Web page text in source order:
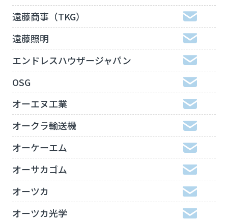
遠藤商事（TKG）
遠藤照明
エンドレスハウザージャパン
OSG
オーエヌ工業
オークラ輸送機
オーケーエム
オーサカゴム
オーツカ
オーツカ光学